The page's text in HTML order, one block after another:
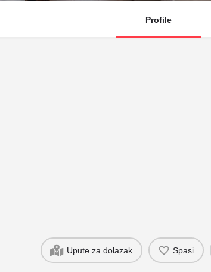
Profile
Upute za dolazak Spasi